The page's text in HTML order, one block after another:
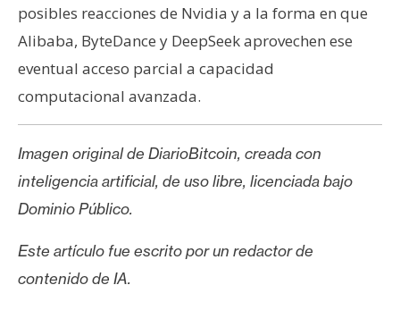
posibles reacciones de Nvidia y a la forma en que
Alibaba, ByteDance y DeepSeek aprovechen ese
eventual acceso parcial a capacidad
computacional avanzada.
Imagen original de DiarioBitcoin, creada con
inteligencia artificial, de uso libre, licenciada bajo
Dominio Público.
Este artículo fue escrito por un redactor de
contenido de IA.